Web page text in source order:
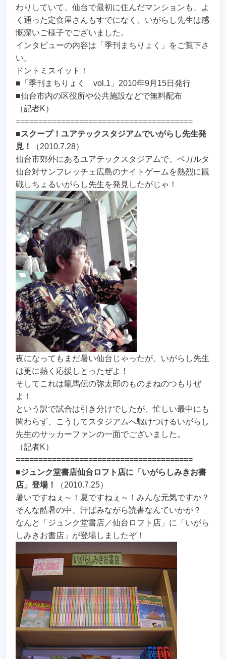
わりしていて、仙台で最初に住んだマンションも、よ
く通った定食屋さんもすでになく、いがらし先生は感
慨深いご様子でございました。
インタビューの内容は「季刊まちりょく」をご覧下さ
い。
ドントミスイット！
■「季刊まちりょく vol.1」2010年9月15日発行
■仙台市内の区役所や公共施設などで無料配布
（記者K）
=======================================
■スクープ！ユアテックスタジアムでいがらし先生発
見！
（2010.7.28）
仙台市郊外にあるユアテックスタジアムで、ベガルタ
仙台対サンフレッチェ広島のナイトゲームを熱烈に観
戦しちょるいがらし先生を発見したがじゃ！
夜になってもまだ暑い仙台じゃったが、いがらし先生
は更に熱く応援しとったぜよ！
そしてこれは龍馬伝の弥太郎のものまねのつもりぜ
よ！
という訳で試合は引き分けでしたが、忙しい最中にも
関わらず、こうしてスタジアムへ駆けつけるいがらし
先生のサッカーファンの一面でございました。
（記者K）
=======================================
■ジュンク堂書店仙台ロフト店に「いがらしみきお書
店」登場！
（2010.7.25）
暑いですねぇ～！夏ですねぇ～！みんな元気ですか？
そんな酷暑の中、汗ばみながら読書なんていかが？
なんと「ジュンク堂書店／仙台ロフト店」に「いがら
しみきお書店」が登場しましたぞ！